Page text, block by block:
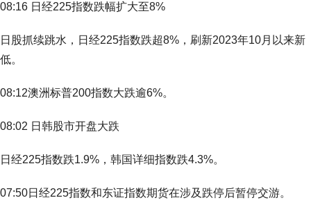
08:16 日经225指数跌幅扩大至8%
日股抓续跳水，日经225指数跌超8%，刷新2023年10月以来新
低。
08:12澳洲标普200指数大跌逾6%。
08:02 日韩股市开盘大跌
日经225指数跌1.9%，韩国详细指数跌4.3%。
07:50日经225指数和东证指数期货在涉及跌停后暂停交游。